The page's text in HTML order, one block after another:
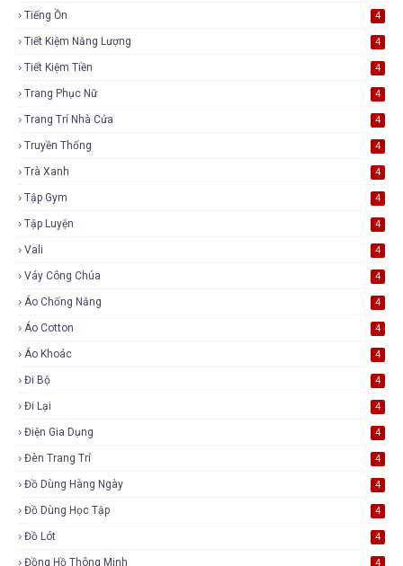
Tiếng Ồn 4
Tiết Kiệm Năng Lượng 4
Tiết Kiệm Tiền 4
Trang Phục Nữ 4
Trang Trí Nhà Cửa 4
Truyền Thống 4
Trà Xanh 4
Tập Gym 4
Tập Luyện 4
Vali 4
Váy Công Chúa 4
Áo Chống Nắng 4
Áo Cotton 4
Áo Khoác 4
Đi Bộ 4
Đi Lại 4
Điện Gia Dụng 4
Đèn Trang Trí 4
Đồ Dùng Hàng Ngày 4
Đồ Dùng Học Tập 4
Đồ Lót 4
Đồng Hồ Thông Minh 4